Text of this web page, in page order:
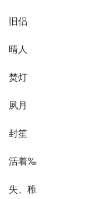
旧侣
晴人
焚灯
夙月
封笙
活着‰
失、稚